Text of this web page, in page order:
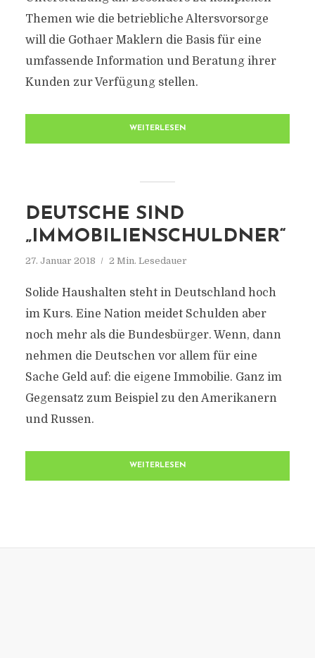
Themen wie die betriebliche Altersvorsorge
will die Gothaer Maklern die Basis für eine
umfassende Information und Beratung ihrer
Kunden zur Verfügung stellen.
WEITERLESEN
DEUTSCHE SIND
„IMMOBILIENSCHULDNER“
27. Januar 2018 2 Min. Lesedauer
Solide Haushalten steht in Deutschland hoch
im Kurs. Eine Nation meidet Schulden aber
noch mehr als die Bundesbürger. Wenn, dann
nehmen die Deutschen vor allem für eine
Sache Geld auf: die eigene Immobilie. Ganz im
Gegensatz zum Beispiel zu den Amerikanern
und Russen.
WEITERLESEN